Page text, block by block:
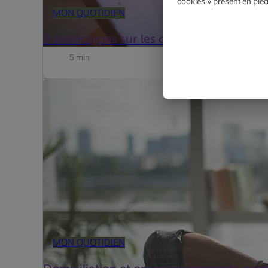
MON QUOTIDIEN
9 stéréotypes sur les cartes de crédit
5 min
MON QUOTIDIEN
pour le paiement de cotisations ou de loyers ou pour